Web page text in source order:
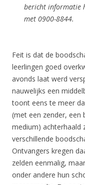
bericht informatie
met 0900-8844.
Feit is dat de
leerlingen goed
avonds laat werd
nauwelijks een
toont eens te meer
(met een zender, een
medium) achterhaald
verschillende
Ontvangers kregen
zelden eenmalig,
onder andere hun